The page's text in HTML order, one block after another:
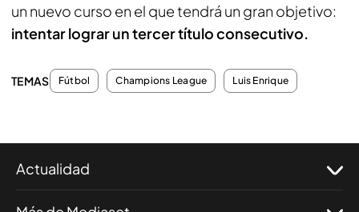
un nuevo curso en el que tendrá un gran objetivo:
intentar lograr un tercer título consecutivo.
TEMAS Fútbol Champions League Luis Enrique
Actualidad